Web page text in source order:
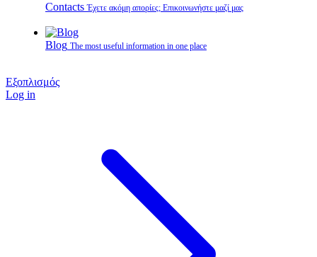
Contacts Έχετε ακόμη απορίες; Επικοινωνήστε μαζί μας
Blog The most useful information in one place
Εξοπλισμός
Log in